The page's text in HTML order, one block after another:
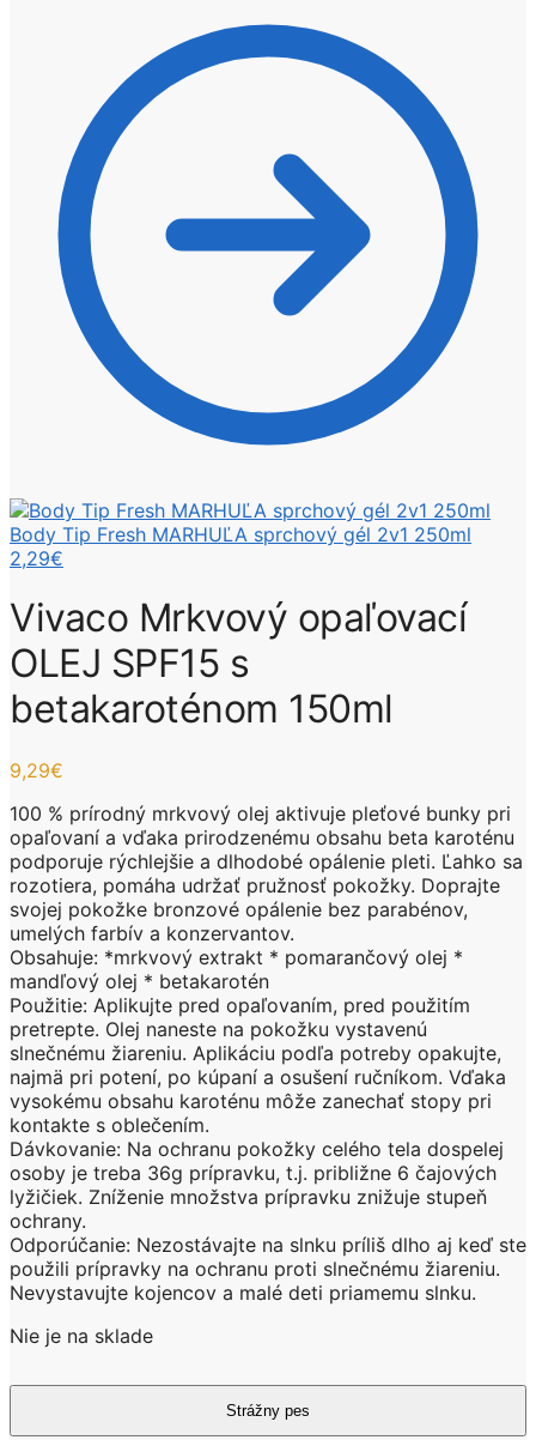
Body Tip Fresh MARHUĽA sprchový gél 2v1 250ml
2,29€
Vivaco Mrkvový opaľovací
OLEJ SPF15 s
betakaroténom 150ml
9,29€
100 % prírodný mrkvový olej aktivuje pleťové bunky pri
opaľovaní a vďaka prirodzenému obsahu beta karoténu
podporuje rýchlejšie a dlhodobé opálenie pleti. Ľahko sa
rozotiera, pomáha udržať pružnosť pokožky. Doprajte
svojej pokožke bronzové opálenie bez parabénov,
umelých farbív a konzervantov.
Obsahuje: *mrkvový extrakt * pomarančový olej *
mandľový olej * betakarotén
Použitie: Aplikujte pred opaľovaním, pred použitím
pretrepte. Olej naneste na pokožku vystavenú
slnečnému žiareniu. Aplikáciu podľa potreby opakujte,
najmä pri potení, po kúpaní a osušení ručníkom. Vďaka
vysokému obsahu karoténu môže zanechať stopy pri
kontakte s oblečením.
Dávkovanie: Na ochranu pokožky celého tela dospelej
osoby je treba 36g prípravku, t.j. približne 6 čajových
lyžičiek. Zníženie množstva prípravku znižuje stupeň
ochrany.
Odporúčanie: Nezostávajte na slnku príliš dlho aj keď ste
použili prípravky na ochranu proti slnečnému žiareniu.
Nevystavujte kojencov a malé deti priamemu slnku.
Nie je na sklade